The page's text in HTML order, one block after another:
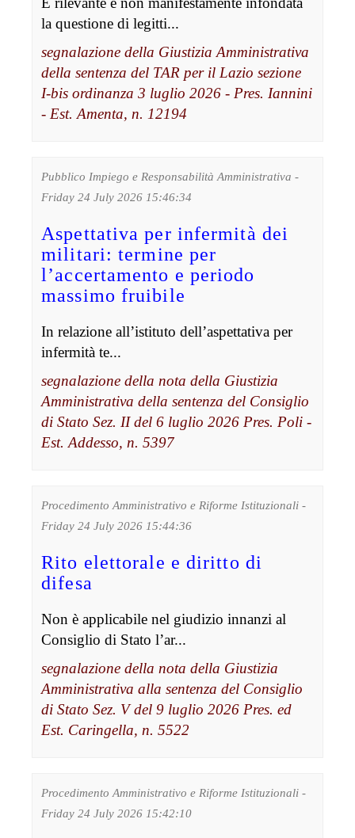
la questione di legitti...
segnalazione della Giustizia Amministrativa
della sentenza del TAR per il Lazio sezione
I-bis ordinanza 3 luglio 2026 - Pres. Iannini
- Est. Amenta, n. 12194
Pubblico Impiego e Responsabilità Amministrativa -
Friday 24 July 2026 15:46:34
Aspettativa per infermità dei
militari: termine per
l’accertamento e periodo
massimo fruibile
In relazione all’istituto dell’aspettativa per
infermità te...
segnalazione della nota della Giustizia
Amministrativa della sentenza del Consiglio
di Stato Sez. II del 6 luglio 2026 Pres. Poli -
Est. Addesso, n. 5397
Procedimento Amministrativo e Riforme Istituzionali -
Friday 24 July 2026 15:44:36
Rito elettorale e diritto di
difesa
Non è applicabile nel giudizio innanzi al
Consiglio di Stato l’ar...
segnalazione della nota della Giustizia
Amministrativa alla sentenza del Consiglio
di Stato Sez. V del 9 luglio 2026 Pres. ed
Est. Caringella, n. 5522
Procedimento Amministrativo e Riforme Istituzionali -
Friday 24 July 2026 15:42:10